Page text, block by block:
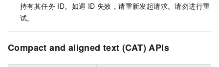
持有其任务 ID。如遇 ID 失效，请重新发起请求。请勿进行重
试。
Compact and aligned text (CAT) APIs